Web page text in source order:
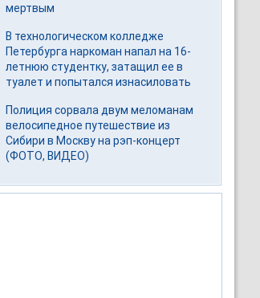
мертвым
В технологическом колледже
Петербурга наркоман напал на 16-
летнюю студентку, затащил ее в
туалет и попытался изнасиловать
Полиция сорвала двум меломанам
велосипедное путешествие из
Сибири в Москву на рэп-концерт
(ФОТО, ВИДЕО)